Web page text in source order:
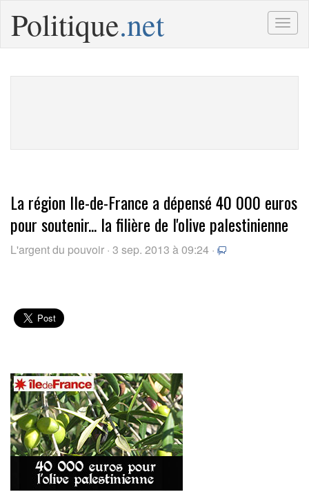
Politique.net
La région Ile-de-France a dépensé 40 000 euros
pour soutenir... la filière de l'olive palestinienne
L'argent du pouvoir · 3 sep. 2013 à 09:24 ·